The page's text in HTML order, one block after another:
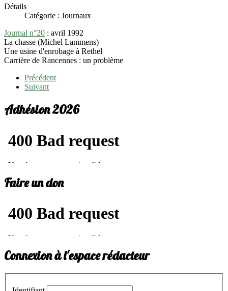
Détails
Catégorie : Journaux
Journal n°20 : avril 1992
La chasse (Michel Lammens)
Une usine d'enrobage à Rethel
Carrière de Rancennes : un problème
Précédent
Suivant
Adhésion 2026
Faire un don
Connexion à l'espace rédacteur